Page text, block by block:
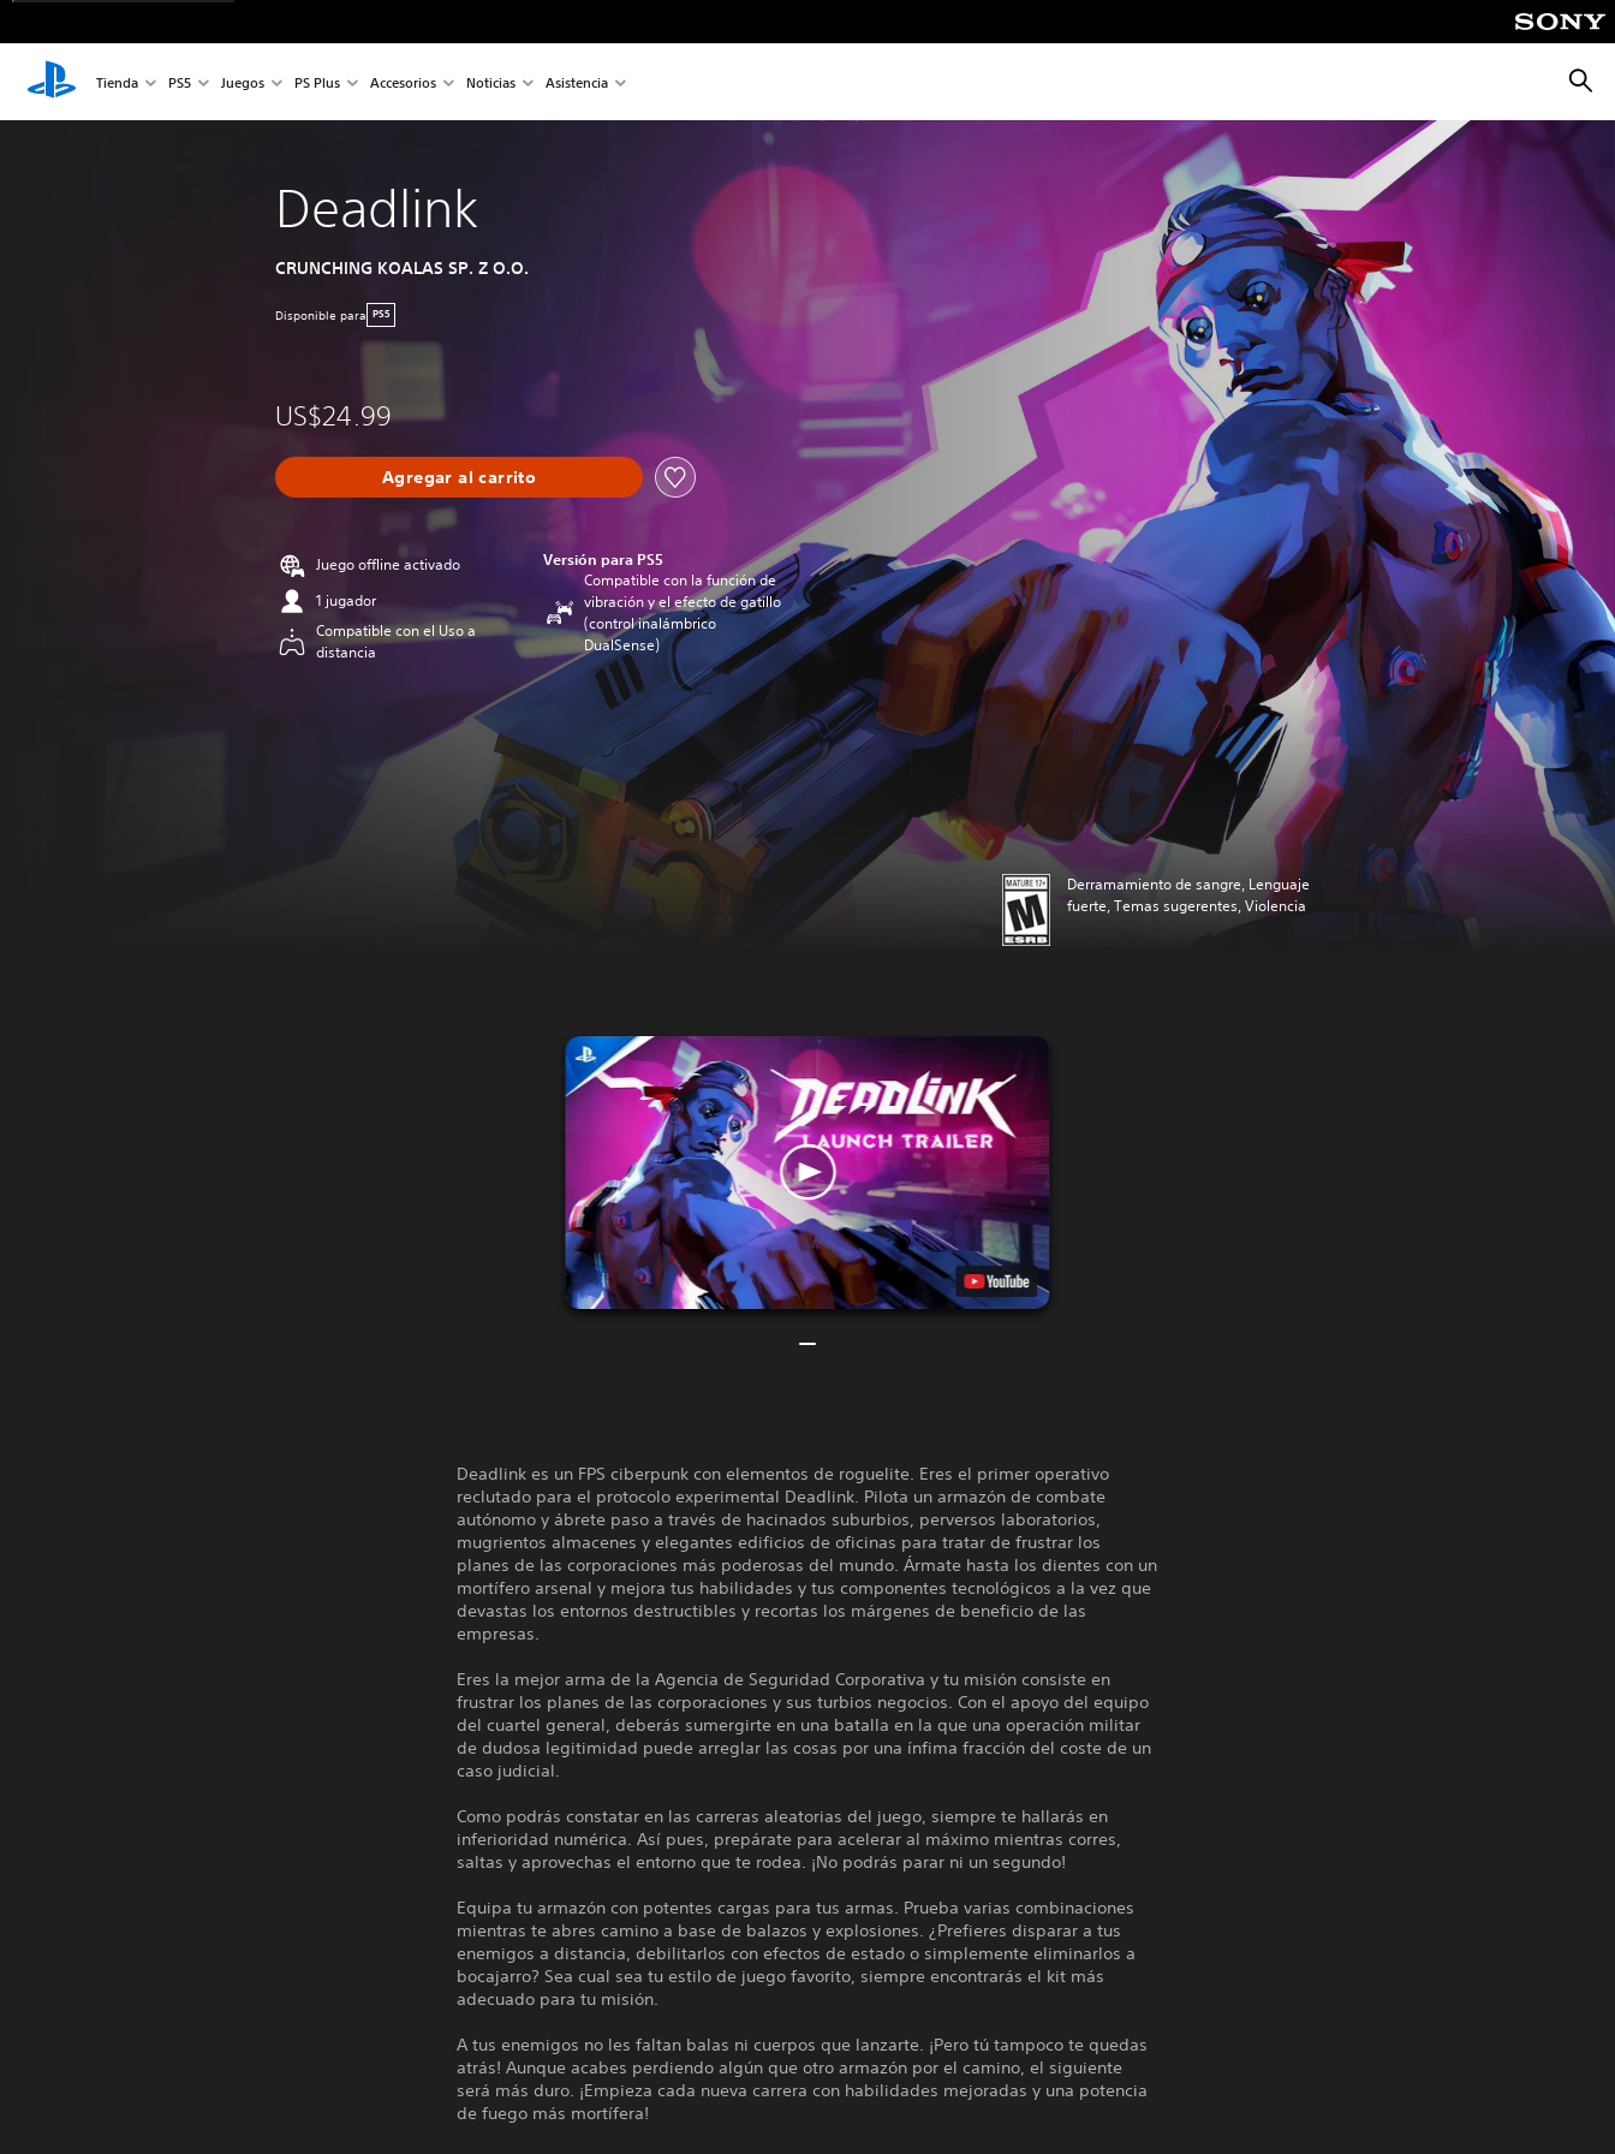
Tienda PS5 Juegos PS Plus Accesorios Noticias Asistencia
Deadlink
CRUNCHING KOALAS SP. Z O.O.
Disponible para PS5
US$24.99
Agregar al carrito
Juego offline activado
1 jugador
Compatible con el Uso a
distancia
Versión para PS5
Compatible con la función de
vibración y el efecto de gatillo
(control inalámbrico
DualSense)
Derramamiento de sangre, Lenguaje
fuerte, Temas sugerentes, Violencia
Deadlink es un FPS ciberpunk con elementos de roguelite. Eres el primer operativo
reclutado para el protocolo experimental Deadlink. Pilota un armazón de combate
autónomo y ábrete paso a través de hacinados suburbios, perversos laboratorios,
mugrientos almacenes y elegantes edificios de oficinas para tratar de frustrar los
planes de las corporaciones más poderosas del mundo. Ármate hasta los dientes con un
mortífero arsenal y mejora tus habilidades y tus componentes tecnológicos a la vez que
devastas los entornos destructibles y recortas los márgenes de beneficio de las
empresas.
Eres la mejor arma de la Agencia de Seguridad Corporativa y tu misión consiste en
frustrar los planes de las corporaciones y sus turbios negocios. Con el apoyo del equipo
del cuartel general, deberás sumergirte en una batalla en la que una operación militar
de dudosa legitimidad puede arreglar las cosas por una ínfima fracción del coste de un
caso judicial.
Como podrás constatar en las carreras aleatorias del juego, siempre te hallarás en
inferioridad numérica. Así pues, prepárate para acelerar al máximo mientras corres,
saltas y aprovechas el entorno que te rodea. ¡No podrás parar ni un segundo!
Equipa tu armazón con potentes cargas para tus armas. Prueba varias combinaciones
mientras te abres camino a base de balazos y explosiones. ¿Prefieres disparar a tus
enemigos a distancia, debilitarlos con efectos de estado o simplemente eliminarlos a
bocajarro? Sea cual sea tu estilo de juego favorito, siempre encontrarás el kit más
adecuado para tu misión.
A tus enemigos no les faltan balas ni cuerpos que lanzarte. ¡Pero tú tampoco te quedas
atrás! Aunque acabes perdiendo algún que otro armazón por el camino, el siguiente
será más duro. ¡Empieza cada nueva carrera con habilidades mejoradas y una potencia
de fuego más mortífera!